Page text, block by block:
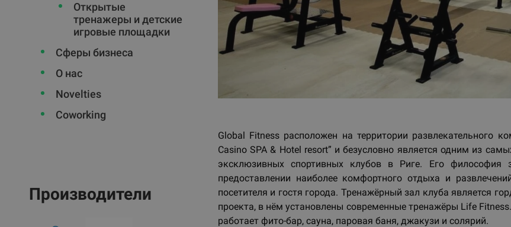
Открытые
тренажеры и детские
игровые площадки
Сферы бизнеса
О нас
Novelties
Coworking
Производители
Global Fitness расположен на территории развлекательного
Casino SPA & Hotel resort” и безусловно является одним из
эксклюзивных спортивных клубов в Риге. Его философия
предоставлении наиболее комфортного отдыха и
посетителя и гостя города. Тренажёрный зал клуба является
проекта, в нём установлены современные тренажёры Life
работает фито-бар, сауна, паровая баня, джакузи и солярий.